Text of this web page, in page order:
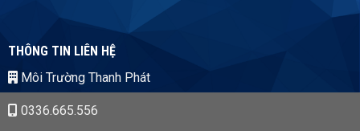
THÔNG TIN LIÊN HỆ
Môi Trường Thanh Phát
0336.665.556